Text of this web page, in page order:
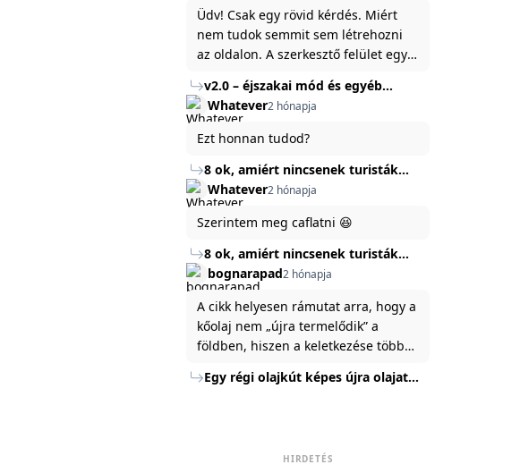
baráti megjegyzés: ha nem fontos
és tud várni néhány napot a
tartalom, amit készíteni
szeretnél, inkább várj néhány napot,
mert ég és föld lesz a különbség a
jelenlegi rendszer és az új között -
legfőképpen egyébként épp
tartalomkészítési szempontból! :)
Üdv! Csak egy rövid kérdés. Miért
nem tudok semmit sem létrehozni
az oldalon. A szerkesztő felület egy
Köszönöm ha válaszoltok.
v2.0 – éjszakai mód és egyéb
fejlesztések
Whatever2 hónapja
Ezt honnan tudod?
8 ok, amiért nincsenek turisták
Törökország Fekete-tenger felőli
partján
Whatever2 hónapja
Szerintem meg caflatni 😆
8 ok, amiért nincsenek turisták
Törökország Fekete-tenger felőli
partján
bognarapad2 hónapja
A cikk helyesen rámutat arra, hogy a
kőolaj nem „újra termelődik” a
földben, hiszen a keletkezése több
Energiaügyi Minisztériuma szerint a
nyomáskülönbség kiegyenlítődik,
Egy régi olajkút képes újra olajat
HIRDETÉS